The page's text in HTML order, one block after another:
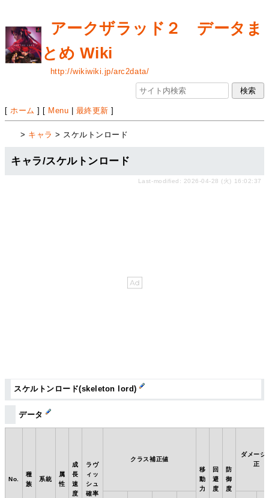
アークザラッド２ データま
とめ Wiki
http://wikiwiki.jp/arc2data/
[ ホーム ] [ Menu 最終更新 ]
> キャラ > スケルトンロード
キャラ/スケルトンロード
Last-modified: 2026-04-28 (火) 16:02:37
スケルトンロード(skeleton lord)
データ
No.
種
族
系統
属
性
成
長
速
度
ラヴ
ィッ
シュ
確率
クラス補正値
移
動
力
回
避
度
防
御
度
ダメージ
正